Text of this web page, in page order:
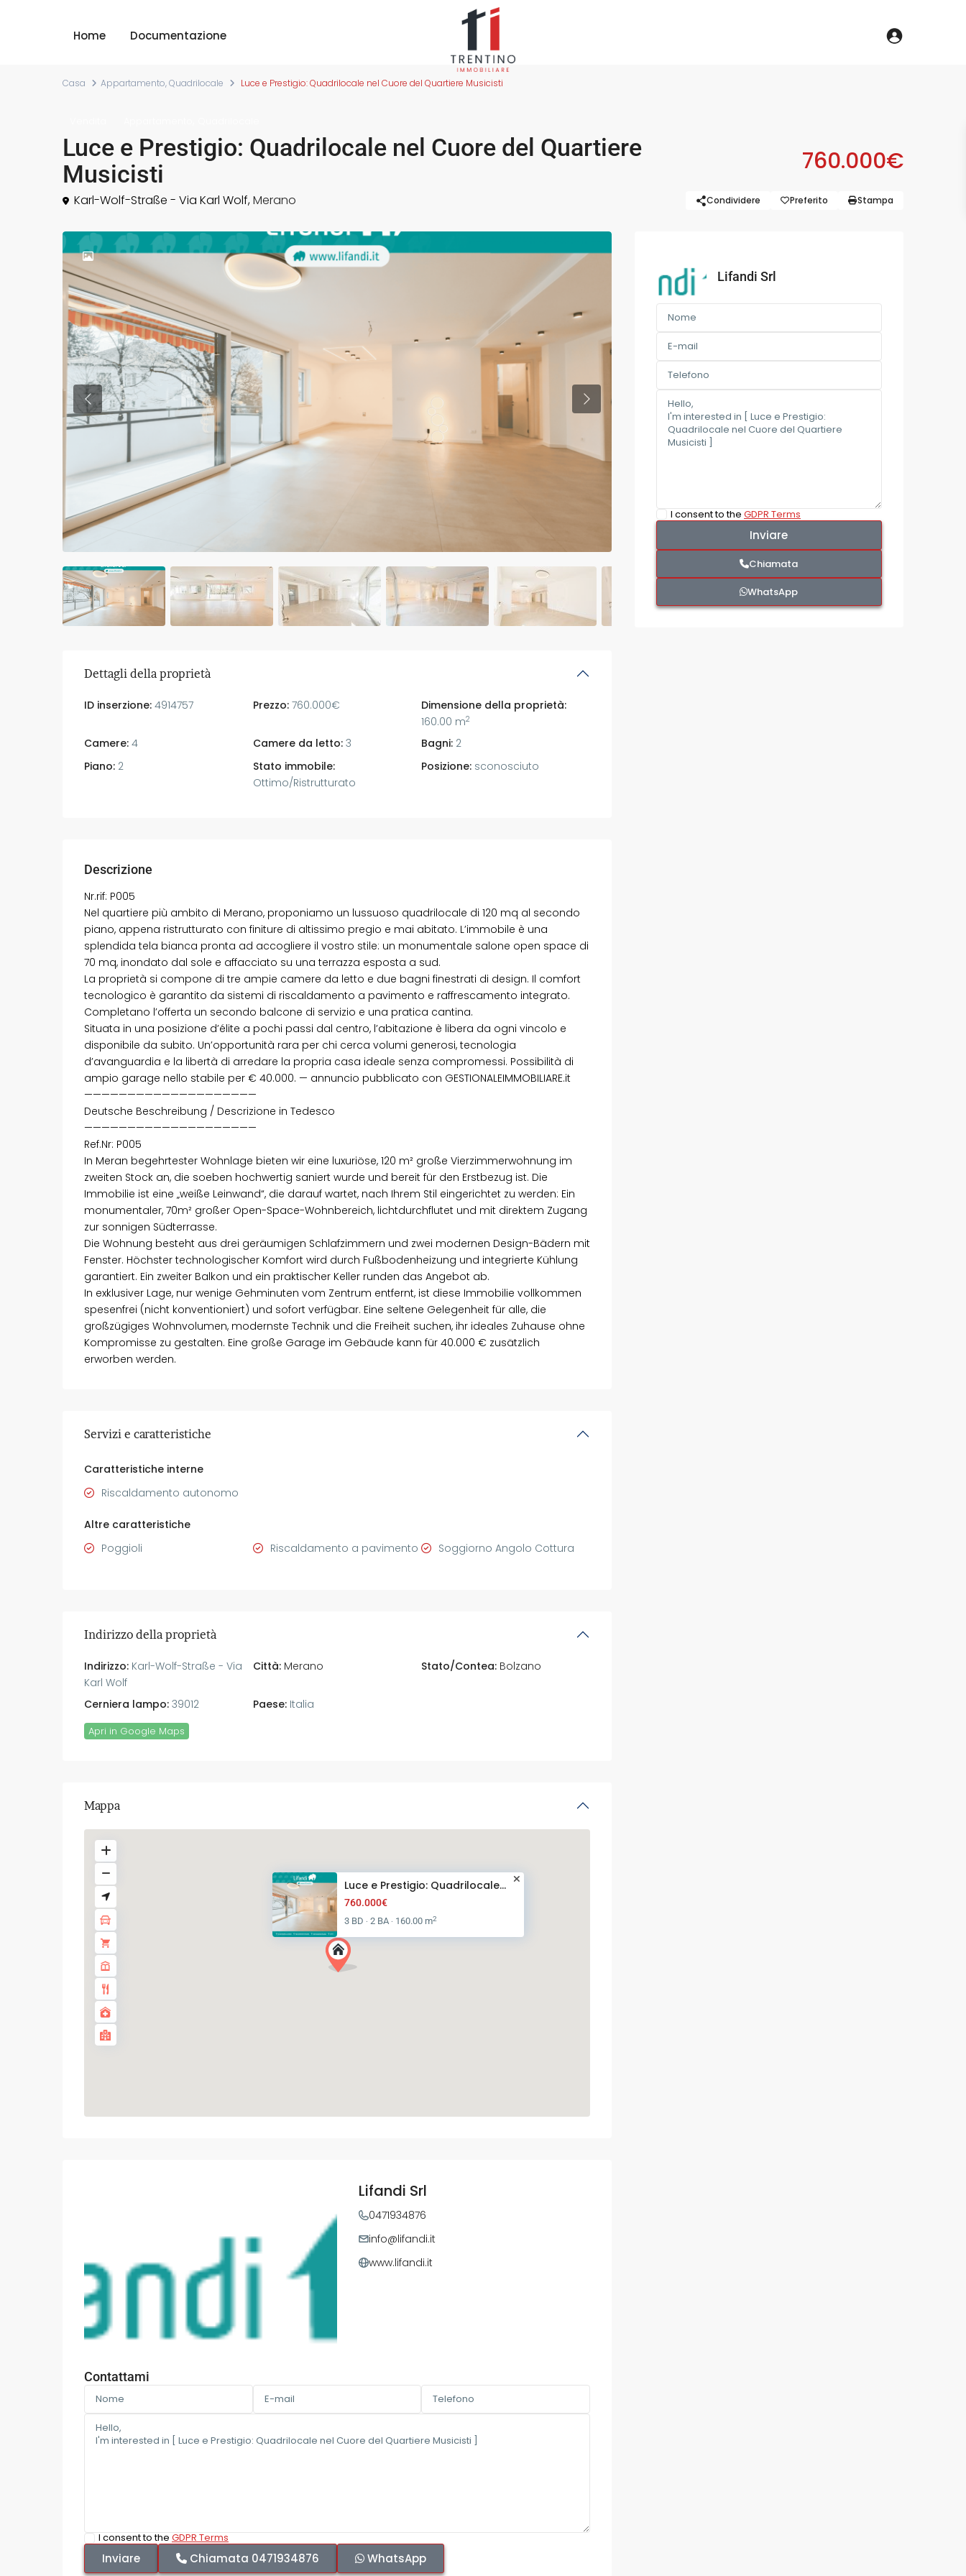
Home Documentazione
Casa Appartamento,Quadrilocale Luce e Prestigio: Quadrilocale nel Cuore del Quartiere Musicisti
Luce e Prestigio: Quadrilocale nel Cuore del Quartiere
Musicisti
760.000€
Karl-Wolf-Straße - Via Karl Wolf,Merano Condividere Preferito Stampa
Previous Previous
Dettagli della proprietà
ID inserzione: 4914757 Prezzo:760.000€
Dimensione della proprietà:
160.00 m2
Camere: 4 Camere da letto:3 Bagni: 2
Piano: 2
Stato immobile:
Ottimo/Ristrutturato
Posizione: sconosciuto
Descrizione
Nr.rif: P005
Nel quartiere più ambito di Merano, proponiamo un lussuoso quadrilocale di 120 mq al secondo
piano, appena ristrutturato con finiture di altissimo pregio e mai abitato. L’immobile è una
splendida tela bianca pronta ad accogliere il vostro stile: un monumentale salone open space di
70 mq, inondato dal sole e affacciato su una terrazza esposta a sud.
La proprietà si compone di tre ampie camere da letto e due bagni finestrati di design. Il comfort
tecnologico è garantito da sistemi di riscaldamento a pavimento e raffrescamento integrato.
Completano l’offerta un secondo balcone di servizio e una pratica cantina.
Situata in una posizione d’élite a pochi passi dal centro, l’abitazione è libera da ogni vincolo e
disponibile da subito. Un’opportunità rara per chi cerca volumi generosi, tecnologia
d’avanguardia e la libertà di arredare la propria casa ideale senza compromessi. Possibilità di
ampio garage nello stabile per € 40.000. — annuncio pubblicato con GESTIONALEIMMOBILIARE.it
————————————————————
Deutsche Beschreibung / Descrizione in Tedesco
————————————————————
Ref.Nr: P005
In Meran begehrtester Wohnlage bieten wir eine luxuriöse, 120 m² große Vierzimmerwohnung im
zweiten Stock an, die soeben hochwertig saniert wurde und bereit für den Erstbezug ist. Die
Immobilie ist eine „weiße Leinwand“, die darauf wartet, nach Ihrem Stil eingerichtet zu werden: Ein
monumentaler, 70m² großer Open-Space-Wohnbereich, lichtdurchflutet und mit direktem Zugang
zur sonnigen Südterrasse.
Die Wohnung besteht aus drei geräumigen Schlafzimmern und zwei modernen Design-Bädern mit
Fenster. Höchster technologischer Komfort wird durch Fußbodenheizung und integrierte Kühlung
garantiert. Ein zweiter Balkon und ein praktischer Keller runden das Angebot ab.
In exklusiver Lage, nur wenige Gehminuten vom Zentrum entfernt, ist diese Immobilie vollkommen
spesenfrei (nicht konventioniert) und sofort verfügbar. Eine seltene Gelegenheit für alle, die
großzügiges Wohnvolumen, modernste Technik und die Freiheit suchen, ihr ideales Zuhause ohne
Kompromisse zu gestalten. Eine große Garage im Gebäude kann für 40.000 € zusätzlich
erworben werden.
Servizi e caratteristiche
Caratteristiche interne
Riscaldamento autonomo
Altre caratteristiche
Poggioli
Riscaldamento a pavimento Soggiorno Angolo Cottura
Indirizzo della proprietà
Indirizzo: Karl-Wolf-Straße - Via
Karl Wolf
Città: Merano Stato/Contea: Bolzano
Cerniera lampo: 39012 Paese:Italia
Apri in Google Maps
Mappa
Luce e Prestigio: Quadrilocale...
760.000€
3 BD · 2 BA · 160.00 m2
Lifandi Srl
0471934876
info@lifandi.it
www.lifandi.it
Contattami
I consent to theGDPR Terms
Chiamata 0471934876 WhatsApp
Lifandi Srl
I consent to the GDPR Terms
Chiamata
WhatsApp